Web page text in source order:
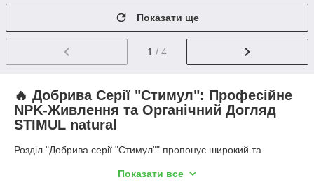
Показати ще
1 / 4
🔥 Добрива Серії "Стимул": Професійне
NPK-Живлення та Органічний Догляд
STIMUL natural
Розділ "Добрива серії "Стимул"" пропонує широкий та
розроблених для максимального задоволення потреб
Показати все